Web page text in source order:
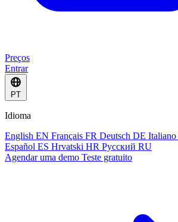
Preços
Entrar
PT
Idioma
English EN Français FR Deutsch DE Italiano
Español ES Hrvatski HR Русский RU
Agendar uma demo Teste gratuito